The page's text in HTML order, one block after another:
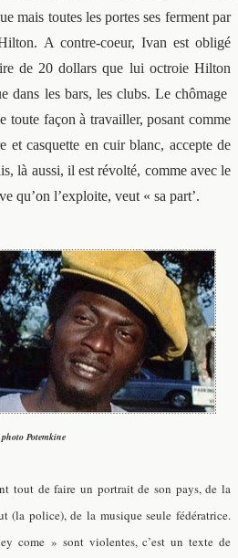
mais toutes les portes ses ferment par
A contre-coeur, Ivan est obligé
de 20 dollars que lui octroie Hilton
dans les bars, les clubs. Le chômage
toute façon à travailler, posant comme
et casquette en cuir blanc, accepte de
là aussi, il est révolté, comme avec le
qu’on l’exploite, veut « sa part’.
photo Potemkine
tout de faire un portrait de son pays, de la
(la police), de la musique seule fédératrice.
come » sont violentes, c’est un texte de